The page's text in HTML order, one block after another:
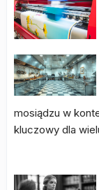
mosiądzu w
kluczowy dla